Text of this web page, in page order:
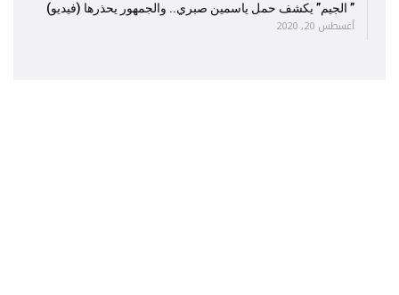
” الجيم” يكشف حمل ياسمين صبري.. والجمهور يحذرها (فيديو)
أغسطس 20, 2020